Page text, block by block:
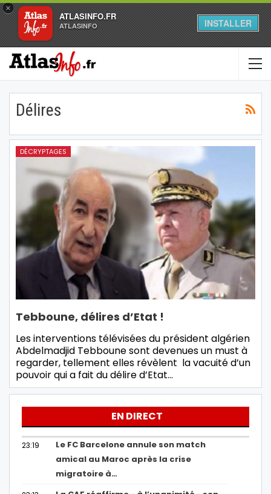
×
ATLASINFO.FR
ATLASINFO INSTALLER
Délires
DÉCRYPTAGES
Tebboune, délires d’Etat !
Les interventions télévisées du président algérien
Abdelmadjid Tebboune sont devenues un must à
regarder, tellement elles révèlent la vacuité d’un
pouvoir qui a fait du délire d’Etat…
EN DIRECT
23:19
Le FC Barcelone annule son match
amical au Maroc après la crise
migratoire à…